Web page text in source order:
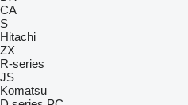
CA
S
Hitachi
ZX
R-series
JS
Komatsu